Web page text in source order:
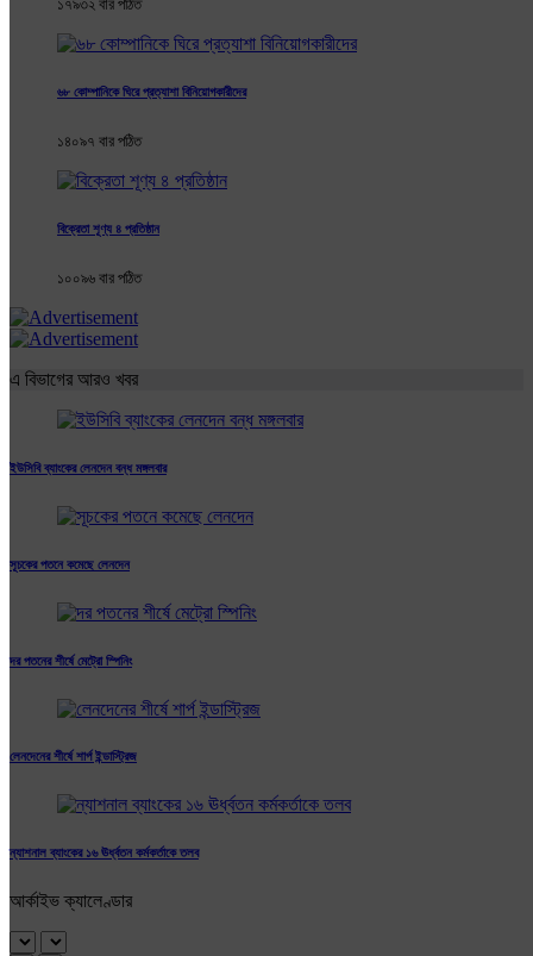
১৭৯৩২ বার পঠিত
৬৮ কোম্পানিকে ঘিরে প্রত্যাশা বিনিয়োগকারীদের
১৪০৯৭ বার পঠিত
বিক্রেতা শূণ্য ৪ প্রতিষ্ঠান
১০০৯৬ বার পঠিত
এ বিভাগের আরও খবর
ইউসিবি ব্যাংকের লেনদেন বন্ধ মঙ্গলবার
সূচকের পতনে কমেছে লেনদেন
দর পতনের শীর্ষে মেট্রো স্পিনিং
লেনদেনের শীর্ষে শার্প ইন্ডাস্ট্রিজ
ন্যাশনাল ব্যাংকের ১৬ ঊর্ধ্বতন কর্মকর্তাকে তলব
আর্কাইভ ক্যালেণ্ডার